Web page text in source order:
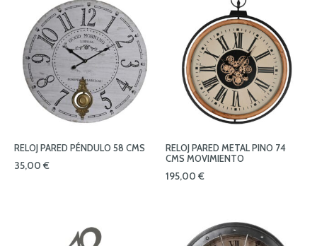
RELOJ PARED PÉNDULO 58 CMS
35,00 €
RELOJ PARED METAL PINO 74
CMS MOVIMIENTO
195,00 €